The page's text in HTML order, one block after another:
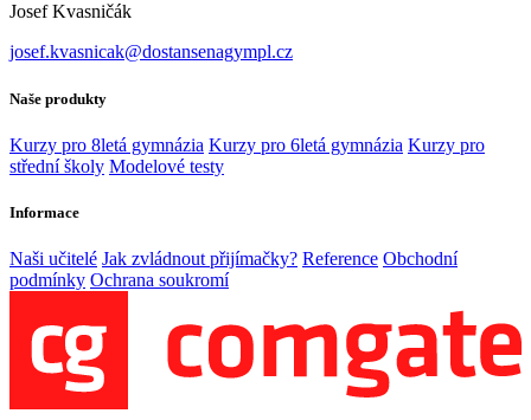
Josef Kvasničák
josef.kvasnicak@dostansenagympl.cz
Naše produkty
Kurzy pro 8letá gymnázia Kurzy pro 6letá gymnázia Kurzy pro
střední školy Modelové testy
Informace
Naši učitelé Jak zvládnout přijímačky? Reference Obchodní
podmínky Ochrana soukromí